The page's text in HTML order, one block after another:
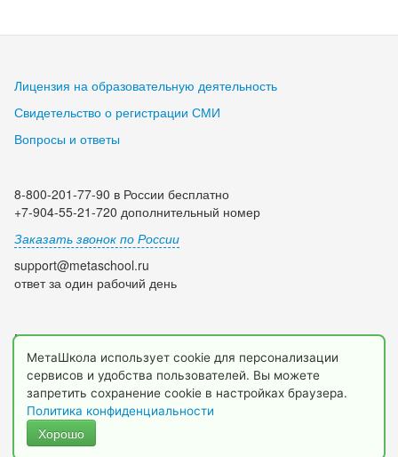
Лицензия на образовательную деятельность
Свидетельство о регистрации СМИ
Вопросы и ответы
8-800-201-77-90 в России бесплатно
+7-904-55-21-720 дополнительный номер
Заказать звонок по России
support@metaschool.ru
ответ за один рабочий день
Мы в социальных сетях:
© 2009-2026 МетаШкола, www.metaschool.ru
МетаШкола использует cookie для персонализации
сервисов и удобства пользователей. Вы можете
запретить сохранение cookie в настройках браузера.
Политика конфиденциальности
Хорошо